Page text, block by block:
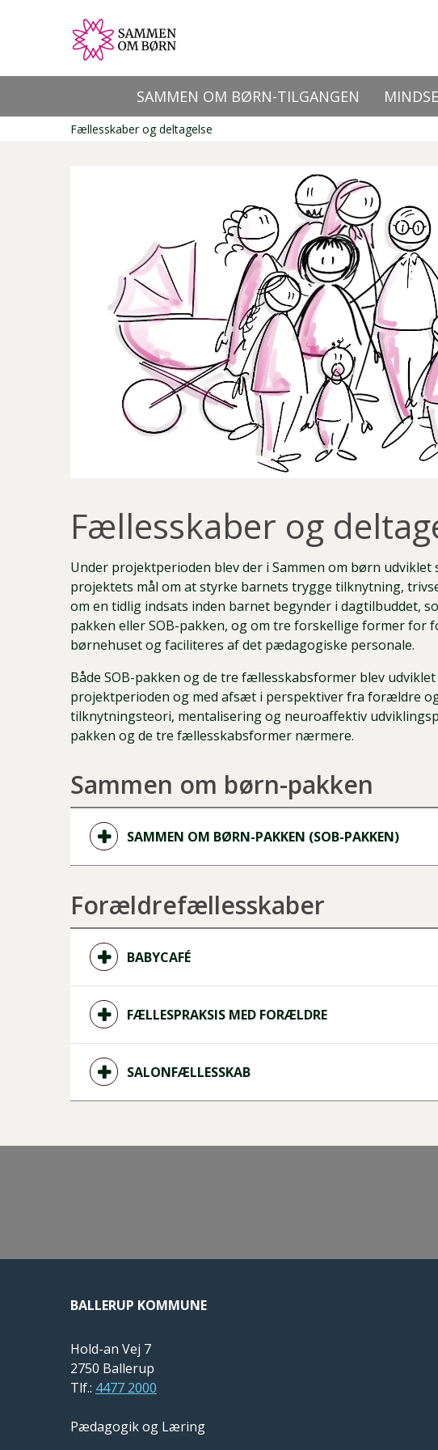
hovedindhold
Primær
navigation
SAMMEN OM BØRN-TILGANGEN
Fællesskaber og deltagelse
Fællesskaber og
Under projektperioden blev der i Sammen om børn
projektets mål om at styrke barnets trygge tilknytning,
om en tidlig indsats inden barnet begynder i dagtilbuddet,
pakken eller SOB-pakken, og om tre forskellige former
børnehuset og faciliteres af det pædagogiske personale.
Både SOB-pakken og de tre fællesskabsformer blev
projektperioden og med afsæt i perspektiver fra forældre
tilknytningsteori, mentalisering og neuroaffektiv
pakken og de tre fællesskabsformer nærmere.
Sammen om børn-pakken
SAMMEN OM BØRN-PAKKEN (SOB-PAKKEN)
Forældrefællesskaber
BABYCAFÉ
FÆLLESPRAKSIS MED FORÆLDRE
SALONFÆLLESSKAB
BALLERUP KOMMUNE
Hold-an Vej 7
2750 Ballerup
Tlf.: 4477 2000
Pædagogik og Læring